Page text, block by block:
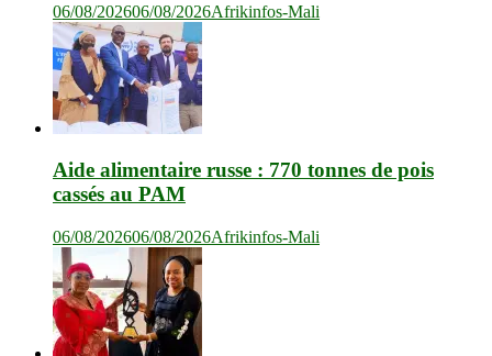
06/08/202606/08/2026Afrikinfos-Mali
Aide alimentaire russe : 770 tonnes de pois
cassés au PAM
06/08/202606/08/2026Afrikinfos-Mali